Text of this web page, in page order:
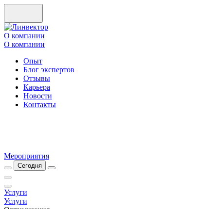
О компании
О компании
Опыт
Блог экспертов
Отзывы
Карьера
Новости
Контакты
Мероприятия
Сегодня
Услуги
Услуги